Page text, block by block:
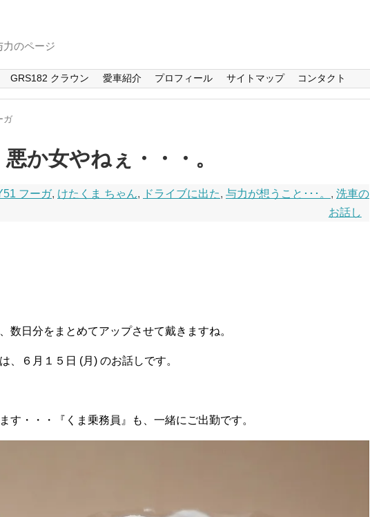
力のページ
GRS182 クラウン 愛車紹介 プロフィール サイトマップ コンタクト
ガ
か女やねぇ・・・。
フーガ, けたくま ちゃん, ドライブに出た, 与力が想うこと･･･。 , 洗車の
お話し
数日分をまとめてアップさせて戴きますね。
、６月１５日 (月) のお話しです。
す・・・『くま乗務員』も、一緒にご出勤です。